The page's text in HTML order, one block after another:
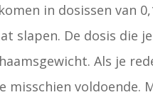
in dosissen van
slapen. De dosis die
Als je
misschien voldoende.